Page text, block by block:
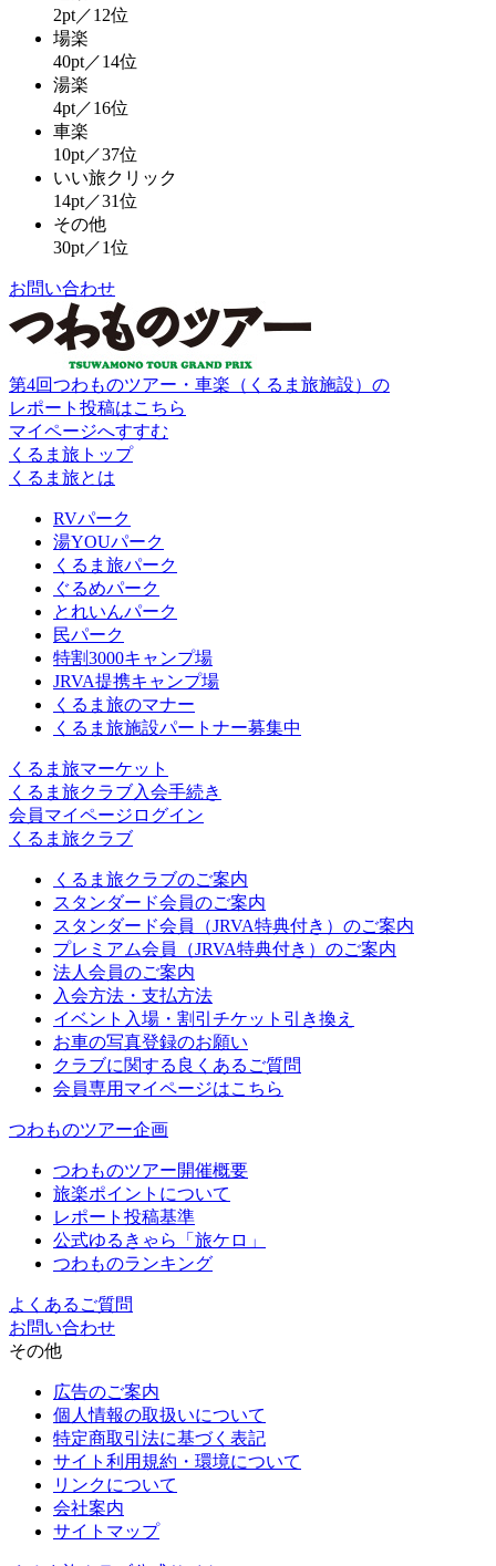
2pt／12位
場楽
40pt／14位
湯楽
4pt／16位
車楽
10pt／37位
いい旅クリック
14pt／31位
その他
30pt／1位
お問い合わせ
第4回つわものツアー・車楽（くるま旅施設）の
レポート投稿はこちら
マイページへすすむ
くるま旅トップ
くるま旅とは
RVパーク
湯YOUパーク
くるま旅パーク
ぐるめパーク
とれいんパーク
民パーク
特割3000キャンプ場
JRVA提携キャンプ場
くるま旅のマナー
くるま旅施設パートナー募集中
くるま旅マーケット
くるま旅クラブ入会手続き
会員マイページログイン
くるま旅クラブ
くるま旅クラブのご案内
スタンダード会員のご案内
スタンダード会員（JRVA特典付き）のご案内
プレミアム会員（JRVA特典付き）のご案内
法人会員のご案内
入会方法・支払方法
イベント入場・割引チケット引き換え
お車の写真登録のお願い
クラブに関する良くあるご質問
会員専用マイページはこちら
つわものツアー企画
つわものツアー開催概要
旅楽ポイントについて
レポート投稿基準
公式ゆるきゃら「旅ケロ」
つわものランキング
よくあるご質問
お問い合わせ
その他
広告のご案内
個人情報の取扱いについて
特定商取引法に基づく表記
サイト利用規約・環境について
リンクについて
会社案内
サイトマップ